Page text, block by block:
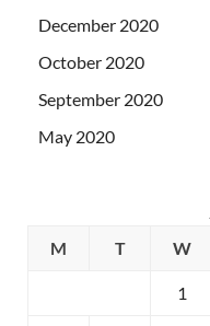
December 2020
October 2020
September 2020
May 2020
M
T W
1